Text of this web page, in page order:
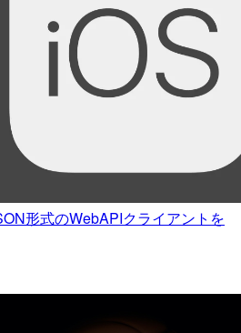
形式のWebAPIクライアントを